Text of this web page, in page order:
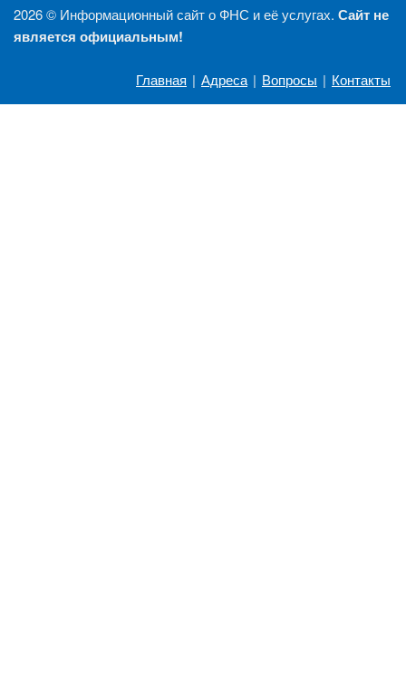
2026 © Информационный сайт о ФНС и её услугах. Сайт не
является официальным!
Главная | Адреса | Вопросы | Контакты